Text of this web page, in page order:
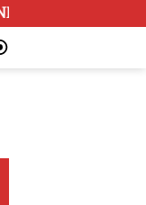
Keenam